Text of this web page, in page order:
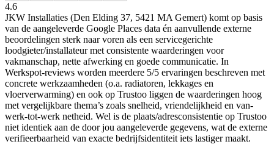
4.6
JKW Installaties (Den Elding 37, 5421 MA Gemert) komt op basis
van de aangeleverde Google Places data én aanvullende externe
beoordelingen sterk naar voren als een servicegerichte
loodgieter/installateur met consistente waarderingen voor
vakmanschap, nette afwerking en goede communicatie. In
Werkspot-reviews worden meerdere 5/5 ervaringen beschreven met
concrete werkzaamheden (o.a. radiatoren, lekkages en
vloerverwarming) en ook op Trustoo liggen de waarderingen hoog
met vergelijkbare thema’s zoals snelheid, vriendelijkheid en van-
werk-tot-werk netheid. Wel is de plaats/adresconsistentie op Trustoo
niet identiek aan de door jou aangeleverde gegevens, wat de externe
verifieerbaarheid van exacte bedrijfsidentiteit iets lastiger maakt.